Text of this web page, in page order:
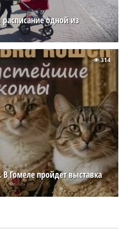
одной из
Гомеле пройдет выставка
314